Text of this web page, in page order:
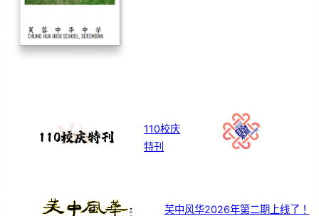
110校庆
特刊
芙中风华2026年第二期上线了！